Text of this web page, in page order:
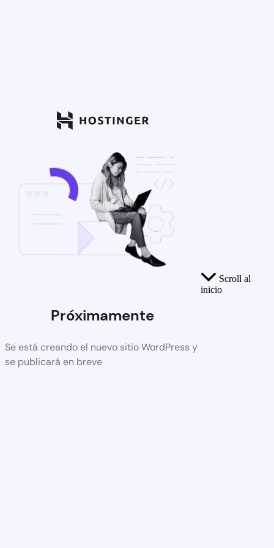
Próximamente
Se está creando el nuevo sitio WordPress y
se publicará en breve
Scroll al
inicio